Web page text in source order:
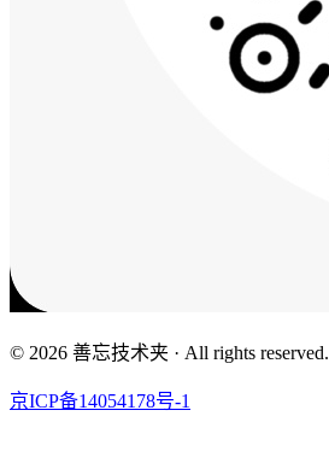
© 2026 善忘技术夹 · All rights reserved.
京ICP备14054178号-1